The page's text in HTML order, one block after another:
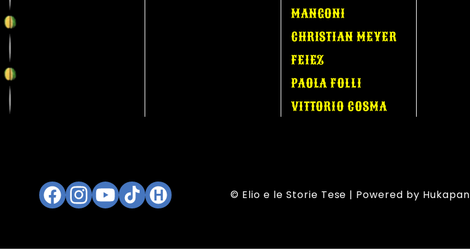
MANGONI
CHRISTIAN MEYER
FEIEZ
PAOLA FOLLI
VITTORIO COSMA
FacebookInstagram
YouTubeTikTokHukapan © Elio e le Storie Tese | Powered by Hukapan